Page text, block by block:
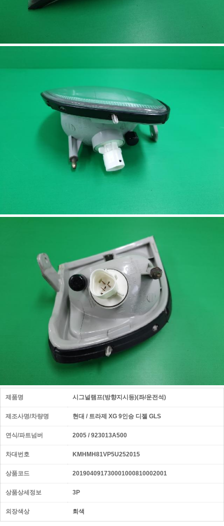
제품명 시그널램프(방향지시등)(좌/운전석)
제조사명/차량명 현대 / 트라제 XG 9인승 디젤 GLS
연식/파트넘버 2005 / 923013A500
차대번호 KMHMH81VP5U252015
상품코드 201904091730001000810002001
상품상세정보 3P
외장색상 회색